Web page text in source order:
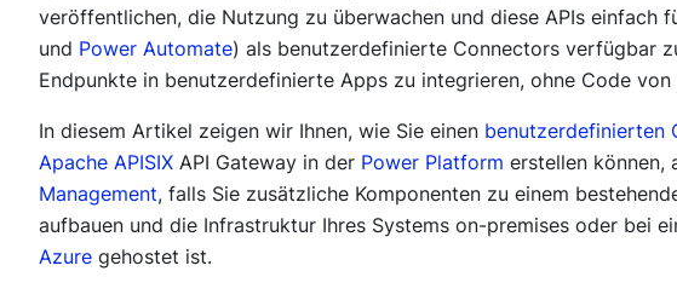
veröffentlichen, die Nutzung zu überwachen und diese APIs einfach
und Power Automate) als benutzerdefinierte Connectors verfügbar
Endpunkte in benutzerdefinierte Apps zu integrieren, ohne Code von
In diesem Artikel zeigen wir Ihnen, wie Sie einen benutzerdefinierten
Apache APISIX API Gateway in der Power Platform erstellen können,
Management, falls Sie zusätzliche Komponenten zu einem
aufbauen und die Infrastruktur Ihres Systems on-premises oder bei
Azure gehostet ist.